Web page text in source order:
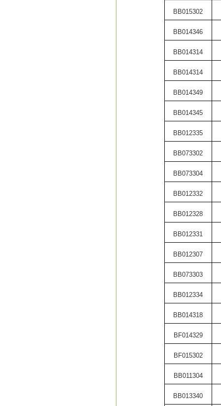
BB015302
BB014346
BB014314
BB014314
BB014349
BB014345
BB012335
BB073302
BB073304
BB012332
BB012328
BB012331
BB012307
BB073303
BB012334
BB014318
BF014329
BF015302
BB011304
BB013340